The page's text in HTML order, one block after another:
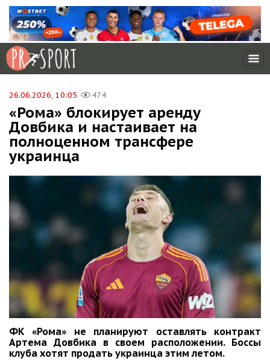
26.06.2026, 10:05 474
«Рома» блокирует аренду
Довбика и настаивает на
полноценном трансфере
украинца
ФК «Рома» не планируют оставлять контракт
Артема Довбика в своем расположении. Боссы
клуба хотят продать украинца этим летом.